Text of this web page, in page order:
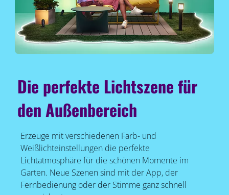
Die perfekte Lichtszene für
den Außenbereich
Erzeuge mit verschiedenen Farb- und
Weißlichteinstellungen die perfekte
Lichtatmosphäre für die schönen Momente im
Garten. Neue Szenen sind mit der App, der
Fernbedienung oder der Stimme ganz schnell